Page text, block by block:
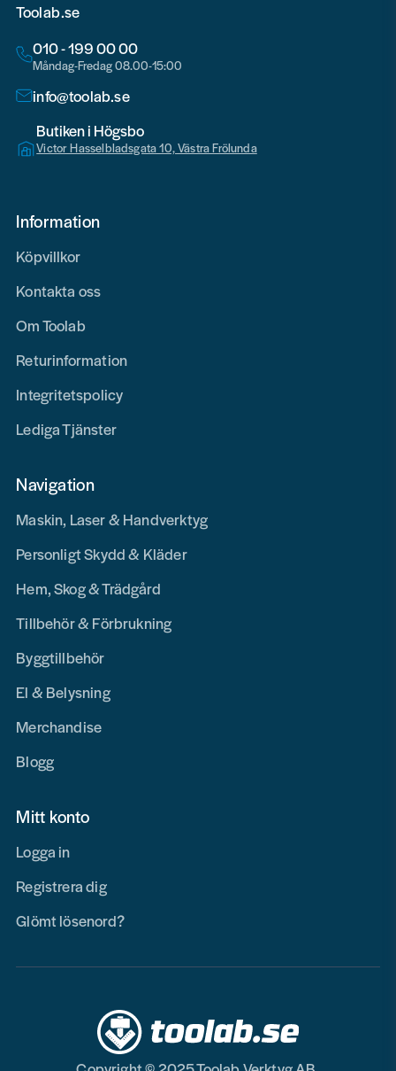
Toolab.se
010 - 199 00 00
Måndag-Fredag 08.00-15:00
info@toolab.se
Butiken i Högsbo
Victor Hasselbladsgata 10, Västra Frölunda
Information
Köpvillkor
Kontakta oss
Om Toolab
Returinformation
Integritetspolicy
Lediga Tjänster
Navigation
Maskin, Laser & Handverktyg
Personligt Skydd & Kläder
Hem, Skog & Trädgård
Tillbehör & Förbrukning
Byggtillbehör
El & Belysning
Merchandise
Blogg
Mitt konto
Logga in
Registrera dig
Glömt lösenord?